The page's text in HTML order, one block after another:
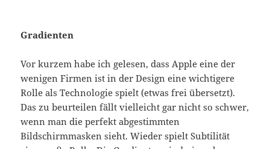
Gradienten
Vor kurzem habe ich gelesen, dass Apple eine der
wenigen Firmen ist in der Design eine wichtigere
Rolle als Technologie spielt (etwas frei übersetzt).
Das zu beurteilen fällt vielleicht gar nicht so schwer,
wenn man die perfekt abgestimmten
Bildschirmmasken sieht. Wieder spielt Subtilität